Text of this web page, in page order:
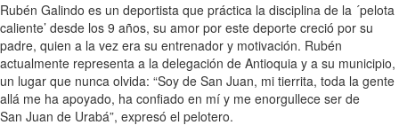
Rubén Galindo es un deportista que práctica la disciplina de la ´pelota
caliente’ desde los 9 años, su amor por este deporte creció por su
padre, quien a la vez era su entrenador y motivación. Rubén
actualmente representa a la delegación de Antioquia y a su municipio,
un lugar que nunca olvida: “Soy de San Juan, mi tierrita, toda la gente
allá me ha apoyado, ha confiado en mí y me enorgullece ser de
San Juan de Urabá”, expresó el pelotero.